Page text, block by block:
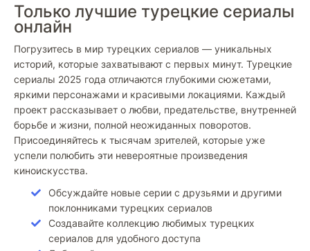
Только лучшие турецкие сериалы
онлайн
Погрузитесь в мир турецких сериалов — уникальных
историй, которые захватывают с первых минут. Турецкие
сериалы 2025 года отличаются глубокими сюжетами,
яркими персонажами и красивыми локациями. Каждый
проект рассказывает о любви, предательстве, внутренней
борьбе и жизни, полной неожиданных поворотов.
Присоединяйтесь к тысячам зрителей, которые уже
успели полюбить эти невероятные произведения
киноискусства.
Обсуждайте новые серии с друзьями и другими
поклонниками турецких сериалов
Создавайте коллекцию любимых турецких
сериалов для удобного доступа